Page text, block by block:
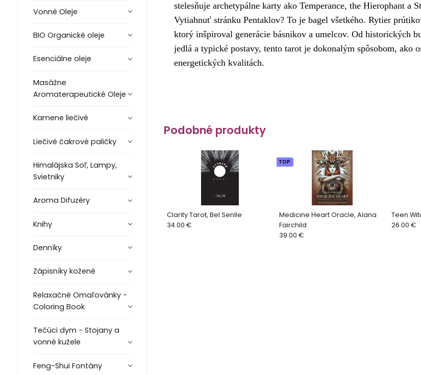
Vonné Oleje
BIO Organické oleje
Esenciálne oleje
Masážne
Aromaterapeutické Oleje
Kamene liečivé
Liečivé čakrové paličky
Himalájska Soľ, Lampy,
Svietniky
Aroma Difuzéry
Knihy
Denníky
Zápisníky kožené
Relaxačné Omaľovánky -
Coloring Book
Tečúci dym - Stojany a
vonné kužele
Feng-Shui Fontány
stelesňuje archetypálne karty ako Temperance, the Hierophant
Vytiahnuť stránku Pentaklov? To je bagel všetkého. Rytier
ktorý inšpiroval generácie básnikov a umelcov. Od historických
jedlá a typické postavy, tento tarot je dokonalým spôsobom,
energetických kvalitách.
Podobné produkty
Clarity Tarot, Bel Senlle
34.00 €
Medicine Heart Oracle, Alana
Fairchild
TOP
39.00 €
Teen
26.00 €